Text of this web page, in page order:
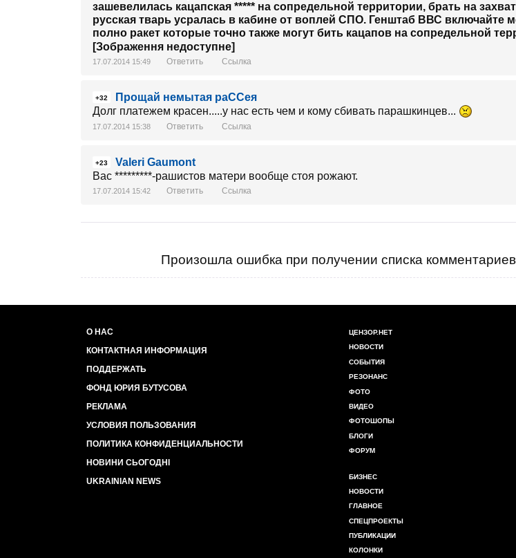
зашевелилась кацапская ***** на сопредельной территории, брать на
русская тварь усралась в кабине от воплей СПО. Генштаб ВВС включайте
полно ракет которые точно также могут бить кацапов на сопредельной
[Зображення недоступне]
17.07.2014 15:49 Ответить Ссылка
+32
Прощай немытая раССея
Долг платежем красен.....у нас есть чем и кому сбивать парашкинцев...
17.07.2014 15:38 Ответить Ссылка
+23
Valeri Gaumont
Вас *********-рашистов матери вообще стоя рожают.
17.07.2014 15:42 Ответить Ссылка
Произошла ошибка при получении списка
О НАС
КОНТАКТНАЯ ИНФОРМАЦИЯ
ПОДДЕРЖАТЬ
ФОНД ЮРИЯ БУТУСОВА
РЕКЛАМА
УСЛОВИЯ ПОЛЬЗОВАНИЯ
ПОЛИТИКА КОНФИДЕНЦИАЛЬНОСТИ
НОВИНИ СЬОГОДНІ
UKRAINIAN NEWS
ЦЕНЗОР.НЕТ
НОВОСТИ
СОБЫТИЯ
РЕЗОНАНС
ФОТО
ВИДЕО
ФОТОШОПЫ
БЛОГИ
ФОРУМ
БИЗНЕС
НОВОСТИ
ГЛАВНОЕ
СПЕЦПРОЕКТЫ
ПУБЛИКАЦИИ
КОЛОНКИ